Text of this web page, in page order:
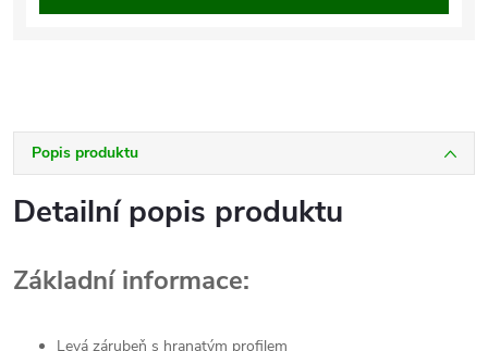
Popis produktu
Detailní popis produktu
Základní informace:
Levá zárubeň s hranatým profilem